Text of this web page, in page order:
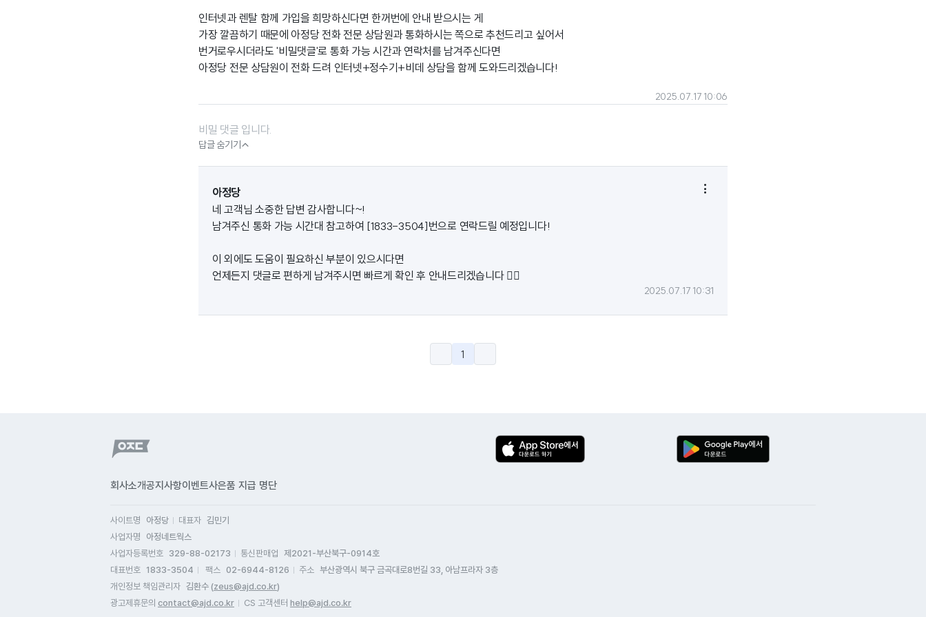
인터넷과 렌탈 함께 가입을 희망하신다면 한꺼번에 안내 받으시는 게
가장 깔끔하기 때문에 아정당 전화 전문 상담원과 통화하시는 쪽으로 추천드리고 싶어서
번거로우시더라도 '비밀댓글'로 통화 가능 시간과 연락처를 남겨주신다면
아정당 전문 상담원이 전화 드려 인터넷+정수기+비데 상담을 함께 도와드리겠습니다!
2025.07.17 10:06
비밀 댓글 입니다.
답글 숨기기
아정당 
네 고객님 소중한 답변 감사합니다~!
남겨주신 통화 가능 시간대 참고하여 [1833-3504]번으로 연락드릴 예정입니다!
이 외에도 도움이 필요하신 부분이 있으시다면
언제든지 댓글로 편하게 남겨주시면 빠르게 확인 후 안내드리겠습니다 🙇‍♀️
2025.07.17 10:31
1
회사소개공지사항이벤트사은품 지급 명단
사이트명 아정당 대표자 김민기
사업자명
아정네트웍스
사업자등록번호 329-88-02173 통신판매업
제2021-부산북구-0914호
대표번호 1833-3504 팩스 02-6944-8126 주소 부산광역시 북구 금곡대로8번길 33, 아남프라자 3층
개인정보 책임관리자 김환수 (zeus@ajd.co.kr)
광고제휴문의 contact@ajd.co.kr CS 고객센터 help@ajd.co.kr